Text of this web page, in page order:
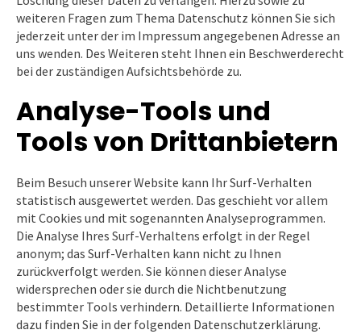
weiteren Fragen zum Thema Datenschutz können Sie sich
jederzeit unter der im Impressum angegebenen Adresse an
uns wenden. Des Weiteren steht Ihnen ein Beschwerderecht
bei der zuständigen Aufsichtsbehörde zu.
Analyse-Tools und
Tools von Drittanbietern
Beim Besuch unserer Website kann Ihr Surf-Verhalten
statistisch ausgewertet werden. Das geschieht vor allem
mit Cookies und mit sogenannten Analyseprogrammen.
Die Analyse Ihres Surf-Verhaltens erfolgt in der Regel
anonym; das Surf-Verhalten kann nicht zu Ihnen
zurückverfolgt werden. Sie können dieser Analyse
widersprechen oder sie durch die Nichtbenutzung
bestimmter Tools verhindern. Detaillierte Informationen
dazu finden Sie in der folgenden Datenschutzerklärung.